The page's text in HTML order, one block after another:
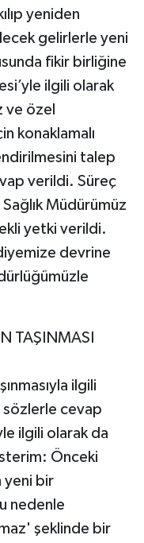
yeniden
gelirlerle yeni
fikir birliğine
ilgili olarak
ve özel
konaklamalı
talep
verildi. Süreç
Müdürümüz
yetki verildi.
devrine
TAŞINMASI
ilgili
sözlerle cevap
ilgili olarak da
Önceki
yeni bir
nedenle
şeklinde bir